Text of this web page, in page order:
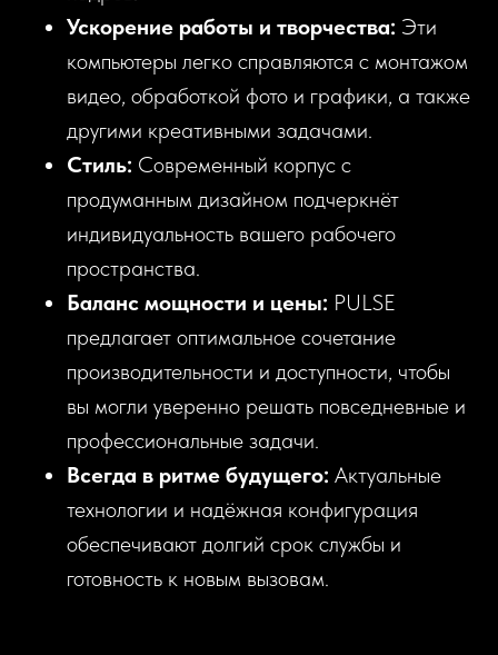
Ускорение работы и творчества: Эти
компьютеры легко справляются с монтажом
видео, обработкой фото и графики, а также
другими креативными задачами.
Стиль: Современный корпус с
продуманным дизайном подчеркнёт
индивидуальность вашего рабочего
пространства.
Баланс мощности и цены: PULSE
предлагает оптимальное сочетание
производительности и доступности, чтобы
вы могли уверенно решать повседневные и
профессиональные задачи.
Всегда в ритме будущего: Актуальные
технологии и надёжная конфигурация
обеспечивают долгий срок службы и
готовность к новым вызовам.